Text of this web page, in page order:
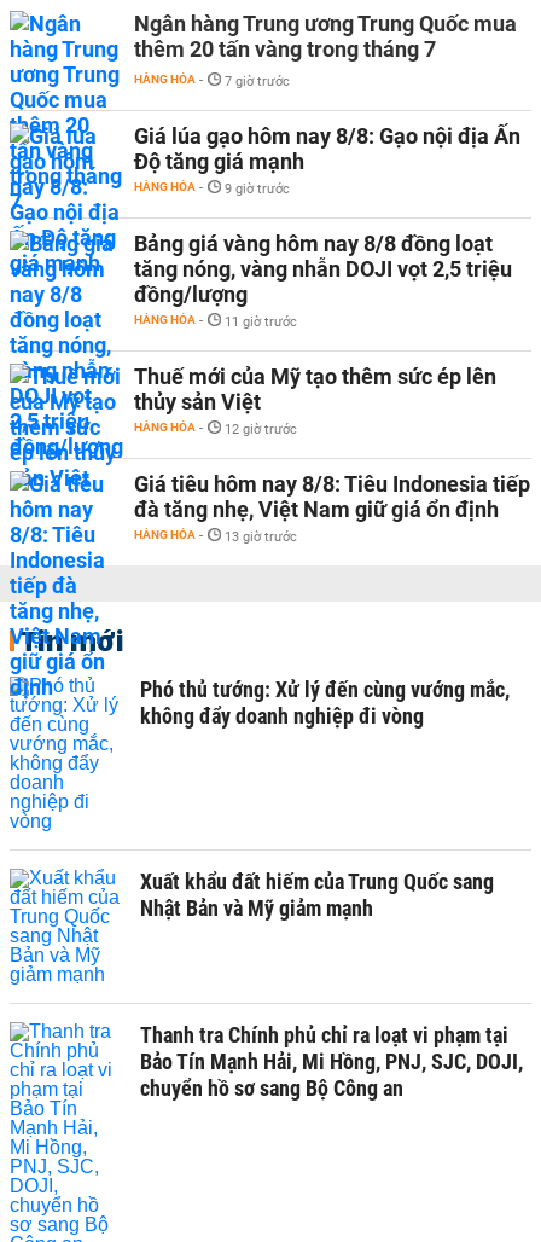
Ngân hàng Trung ương Trung Quốc mua
thêm 20 tấn vàng trong tháng 7
HÀNG HÓA - 7 giờ trước
Giá lúa gạo hôm nay 8/8: Gạo nội địa Ấn
Độ tăng giá mạnh
HÀNG HÓA - 9 giờ trước
Bảng giá vàng hôm nay 8/8 đồng loạt
tăng nóng, vàng nhẫn DOJI vọt 2,5 triệu
đồng/lượng
HÀNG HÓA - 11 giờ trước
Thuế mới của Mỹ tạo thêm sức ép lên
thủy sản Việt
HÀNG HÓA - 12 giờ trước
Giá tiêu hôm nay 8/8: Tiêu Indonesia tiếp
đà tăng nhẹ, Việt Nam giữ giá ổn định
HÀNG HÓA - 13 giờ trước
Tin mới
Phó thủ tướng: Xử lý đến cùng vướng mắc,
không đẩy doanh nghiệp đi vòng
Xuất khẩu đất hiếm của Trung Quốc sang
Nhật Bản và Mỹ giảm mạnh
Thanh tra Chính phủ chỉ ra loạt vi phạm tại
Bảo Tín Mạnh Hải, Mi Hồng, PNJ, SJC, DOJI,
chuyển hồ sơ sang Bộ Công an